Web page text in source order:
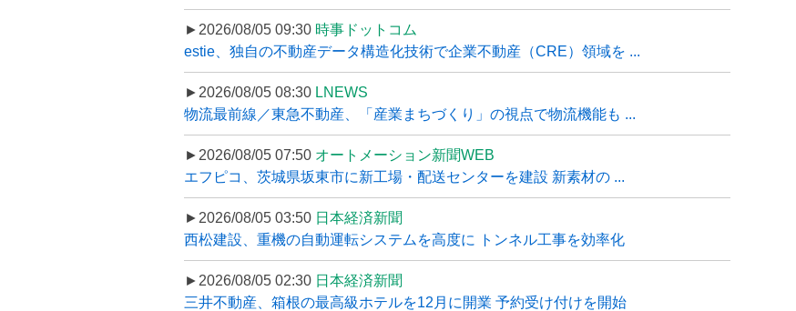
►2026/08/05 09:30 時事ドットコム
estie、独自の不動産データ構造化技術で企業不動産（CRE）領域を ...
►2026/08/05 08:30 LNEWS
物流最前線／東急不動産、「産業まちづくり」の視点で物流機能も ...
►2026/08/05 07:50 オートメーション新聞WEB
エフピコ、茨城県坂東市に新工場・配送センターを建設 新素材の ...
►2026/08/05 03:50 日本経済新聞
西松建設、重機の自動運転システムを高度に トンネル工事を効率化
►2026/08/05 02:30 日本経済新聞
三井不動産、箱根の最高級ホテルを12月に開業 予約受け付けを開始